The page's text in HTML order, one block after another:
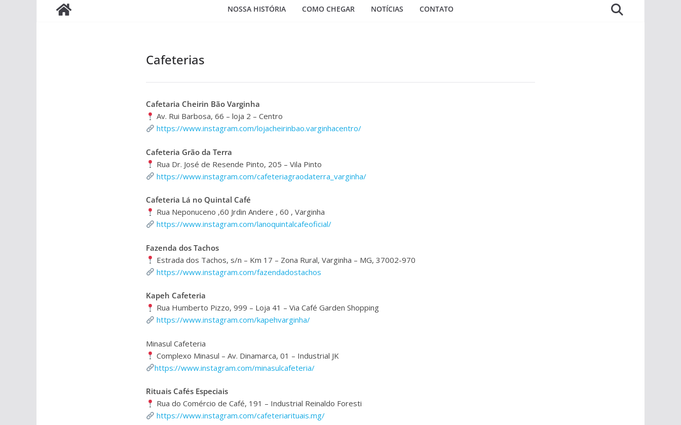
NOSSA HISTÓRIA COMO CHEGAR NOTÍCIAS CONTATO
Cafeterias
Cafetaria Cheirin Bão Varginha
Av. Rui Barbosa, 66 – loja 2 – Centro
https://www.instagram.com/lojacheirinbao.varginhacentro/
Cafeteria Grão da Terra
Rua Dr. José de Resende Pinto, 205 – Vila Pinto
https://www.instagram.com/cafeteriagraodaterra_varginha/
Cafeteria Lá no Quintal Café
Rua Neponuceno ,60 Jrdin Andere , 60 , Varginha
https://www.instagram.com/lanoquintalcafeoficial/
Fazenda dos Tachos
Estrada dos Tachos, s/n – Km 17 – Zona Rural, Varginha – MG, 37002-970
https://www.instagram.com/fazendadostachos
Kapeh Cafeteria
Rua Humberto Pizzo, 999 – Loja 41 – Via Café Garden Shopping
https://www.instagram.com/kapehvarginha/
Minasul Cafeteria
Complexo Minasul – Av. Dinamarca, 01 – Industrial JK
https://www.instagram.com/minasulcafeteria/
Rituais Cafés Especiais
Rua do Comércio de Café, 191 – Industrial Reinaldo Foresti
https://www.instagram.com/cafeteriarituais.mg/